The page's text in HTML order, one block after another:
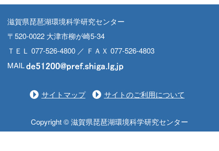
滋賀県琵琶湖環境科学研究センター
〒520-0022 大津市柳が崎5-34
ＴＥＬ 077-526-4800 ／ ＦＡＸ 077-526-4803
MAIL
サイトマップ サイトのご利用について
Copyright © 滋賀県琵琶湖環境科学研究センター